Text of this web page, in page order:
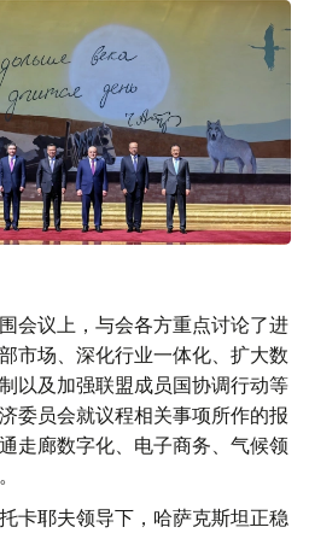
会议上，与会各方重点讨论了进
市场、深化行业一体化、扩大数
以及加强联盟成员国协调行动等
委员会就议程相关事项所作的报
走廊数字化、电子商务、气候领
卡耶夫领导下，哈萨克斯坦正稳